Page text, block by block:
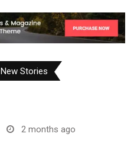
New Stories
2 months ago